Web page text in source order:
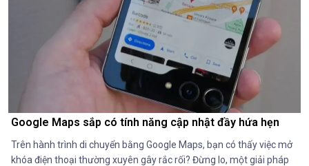
Google Maps sắp có tính năng cập nhật đầy hứa hẹn
Trên hành trình di chuyển bằng Google Maps, bạn có thấy việc mở
khóa điện thoại thường xuyên gây rắc rối? Đừng lo, một giải pháp